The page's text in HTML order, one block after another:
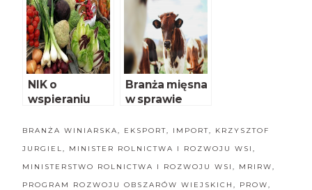
NIK o
wspieraniu
rolnictwa
ekologiczneg
Branża mięsna
w sprawie
BRANŻA WINIARSKA, EKSPORT, IMPORT, KRZYSZTOF
JURGIEL, MINISTER ROLNICTWA I ROZWOJU WSI,
MINISTERSTWO ROLNICTWA I ROZWOJU WSI, MRIRW,
PROGRAM ROZWOJU OBSZARÓW WIEJSKICH, PROW,